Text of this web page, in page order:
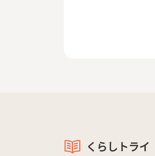
くらしトライ